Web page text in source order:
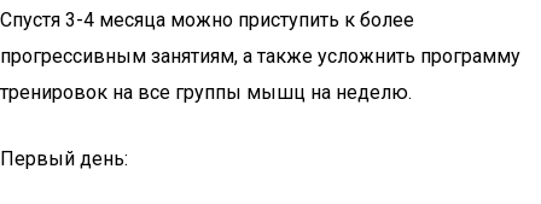
Спустя 3-4 месяца можно приступить к более
прогрессивным занятиям, а также усложнить программу
тренировок на все группы мышц на неделю.
Первый день: